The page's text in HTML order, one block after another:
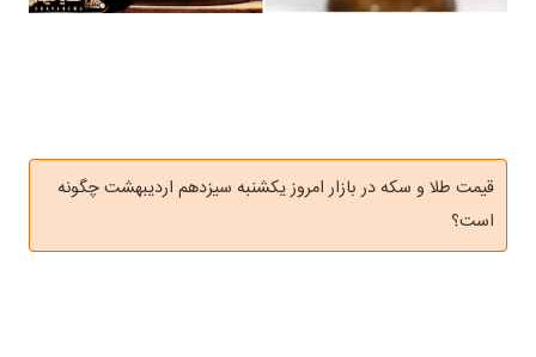
قیمت طلا و سکه در بازار امروز یکشنبه سیزدهم اردیبهشت چگونه
است؟